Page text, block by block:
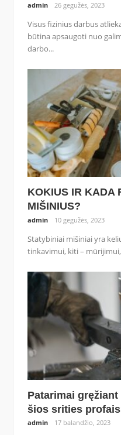
admin 26 gegužės, 2023
Visus fizinius darbus
būtina apsaugoti nuo
darbo...
KOKIUS IR KADA
MIŠINIUS?
admin 10 gegužės, 2023
Statybiniai mišiniai yra
tinkavimui, kiti –
Patarimai
šios srities
admin 17 balandžio, 2023